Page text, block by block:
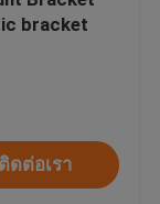
bracket
ติดต่อเรา